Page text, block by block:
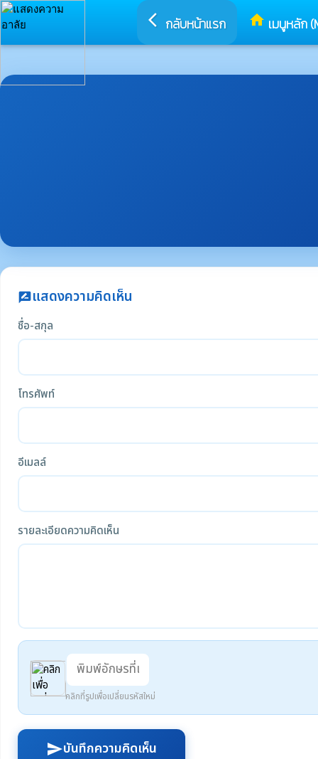
arrow_back_ios กลับหน้าแรก home เมนูหลัก
rate_reviewแสดงความคิดเห็น
ชื่อ-สกุล
โทรศัพท์
อีเมลล์
รายละเอียดความคิดเห็น
คลิกที่รูปเพื่อเปลี่ยนรหัสใหม่
sendบันทึกความคิดเห็น